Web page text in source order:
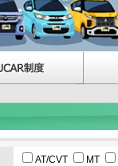
AT/CVT MT